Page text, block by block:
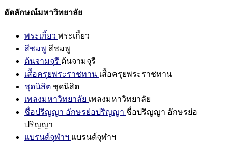
อัตลักษณ์มหาวิทยาลัย
พระเกี้ยว พระเกี้ยว
สีชมพู สีชมพู
ต้นจามจุรี ต้นจามจุรี
เสื้อครุยพระราชทาน เสื้อครุยพระราชทาน
ชุดนิสิต ชุดนิสิต
เพลงมหาวิทยาลัย เพลงมหาวิทยาลัย
ชื่อปริญญา อักษรย่อปริญญา ชื่อปริญญา อักษรย่อ
ปริญญา
แบรนด์จุฬาฯ แบรนด์จุฬาฯ